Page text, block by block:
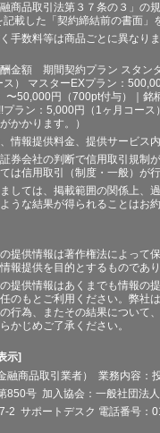
商品取引法第３７条の３」の
載した「契約締結前の書面
手数料等は商品ごとに異なり
金額 期間契約プラン スタン
） マスターEXプラン：
〜50,000円（700pt付与）｜
プラン：5,000円（1ヶ月コー
かかります。）
情報提供料金、提供サービス
券会社の判断で信用取引規制
は信用取引（制度・一般）が
しては、掲載範囲の関係上、
うな結果が得られることはお
提供情報は著作権法によって
報提供を目的とするものであ
提供情報はあくまでも情報の
のもとご利用ください。弊社
行為、またその結果について
かじめご了承ください。
示]
融商品取引業者） 業務内容：
850号 加入協会：一般社団法
2 サポートデスク 電話番号